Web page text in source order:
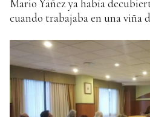
Mario Yáñez ya había
cuando trabajaba en una viña